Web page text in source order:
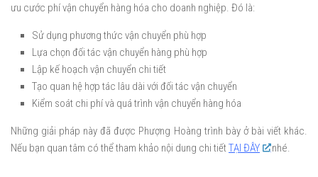
ưu cước phí vận chuyển hàng hóa cho doanh nghiệp. Đó là:
Sử dụng phương thức vận chuyển phù hợp
Lựa chọn đối tác vận chuyển hàng phù hợp
Lập kế hoạch vận chuyển chi tiết
Tạo quan hệ hợp tác lâu dài với đối tác vận chuyển
Kiểm soát chi phí và quá trình vận chuyển hàng hóa
Những giải pháp này đã được Phượng Hoàng trình bày ở bài viết khác.
Nếu bạn quan tâm có thể tham khảo nội dung chi tiếtTẠI ĐÂY nhé.